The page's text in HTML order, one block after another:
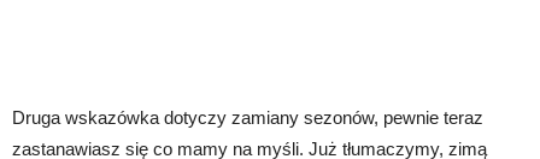
Druga wskazówka dotyczy zamiany sezonów, pewnie teraz
zastanawiasz się co mamy na myśli. Już tłumaczymy, zimą